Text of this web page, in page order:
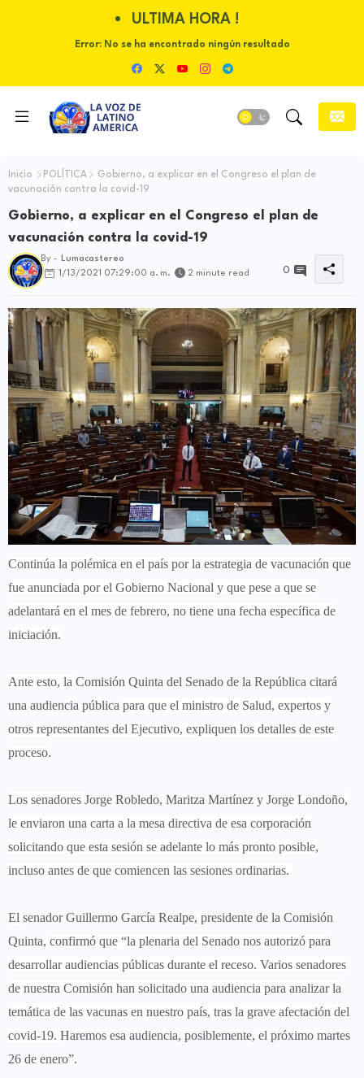
ULTIMA HORA !
Error:No se ha encontrado ningún resultado
Inicio POLÍTICA
Gobierno, a explicar en el Congreso el plan de
vacunación contra la covid-19
Gobierno, a explicar en el Congreso el plan de
vacunación contra la covid-19
By -
Lumacastereo
1/13/2021 07:29:00 a. m.
2 minute read 0
Continúa la polémica en el país por la estrategia de vacunación que
fue anunciada por el Gobierno Nacional y que pese a que se
adelantará en el mes de febrero, no tiene una fecha específica de
iniciación.
Ante esto, la Comisión Quinta del Senado de la República citará
una audiencia pública para que el ministro de Salud, expertos y
otros representantes del Ejecutivo, expliquen los detalles de este
proceso.
Los senadores Jorge Robledo, Maritza Martínez y Jorge Londoño,
le enviaron una carta a la mesa directiva de esa corporación
solicitando que esta sesión se adelante lo más pronto posible,
incluso antes de que comiencen las sesiones ordinarias.
El senador Guillermo García Realpe, presidente de la Comisión
Quinta, confirmó que “la plenaria del Senado nos autorizó para
desarrollar audiencias públicas durante el receso. Varios senadores
de nuestra Comisión han solicitado una audiencia para analizar la
temática de las vacunas en nuestro país, tras la grave afectación del
covid-19. Haremos esa audiencia, posiblemente, el próximo martes
26 de enero”.